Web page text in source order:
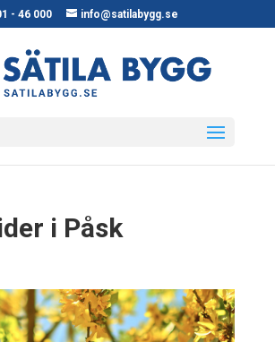
- 46 000 info@satilabygg.se
i Påsk